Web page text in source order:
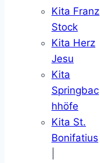
Kita Franz
Stock
Kita Herz
Jesu
Kita
Springbac
hhöfe
Kita St.
Bonifatius